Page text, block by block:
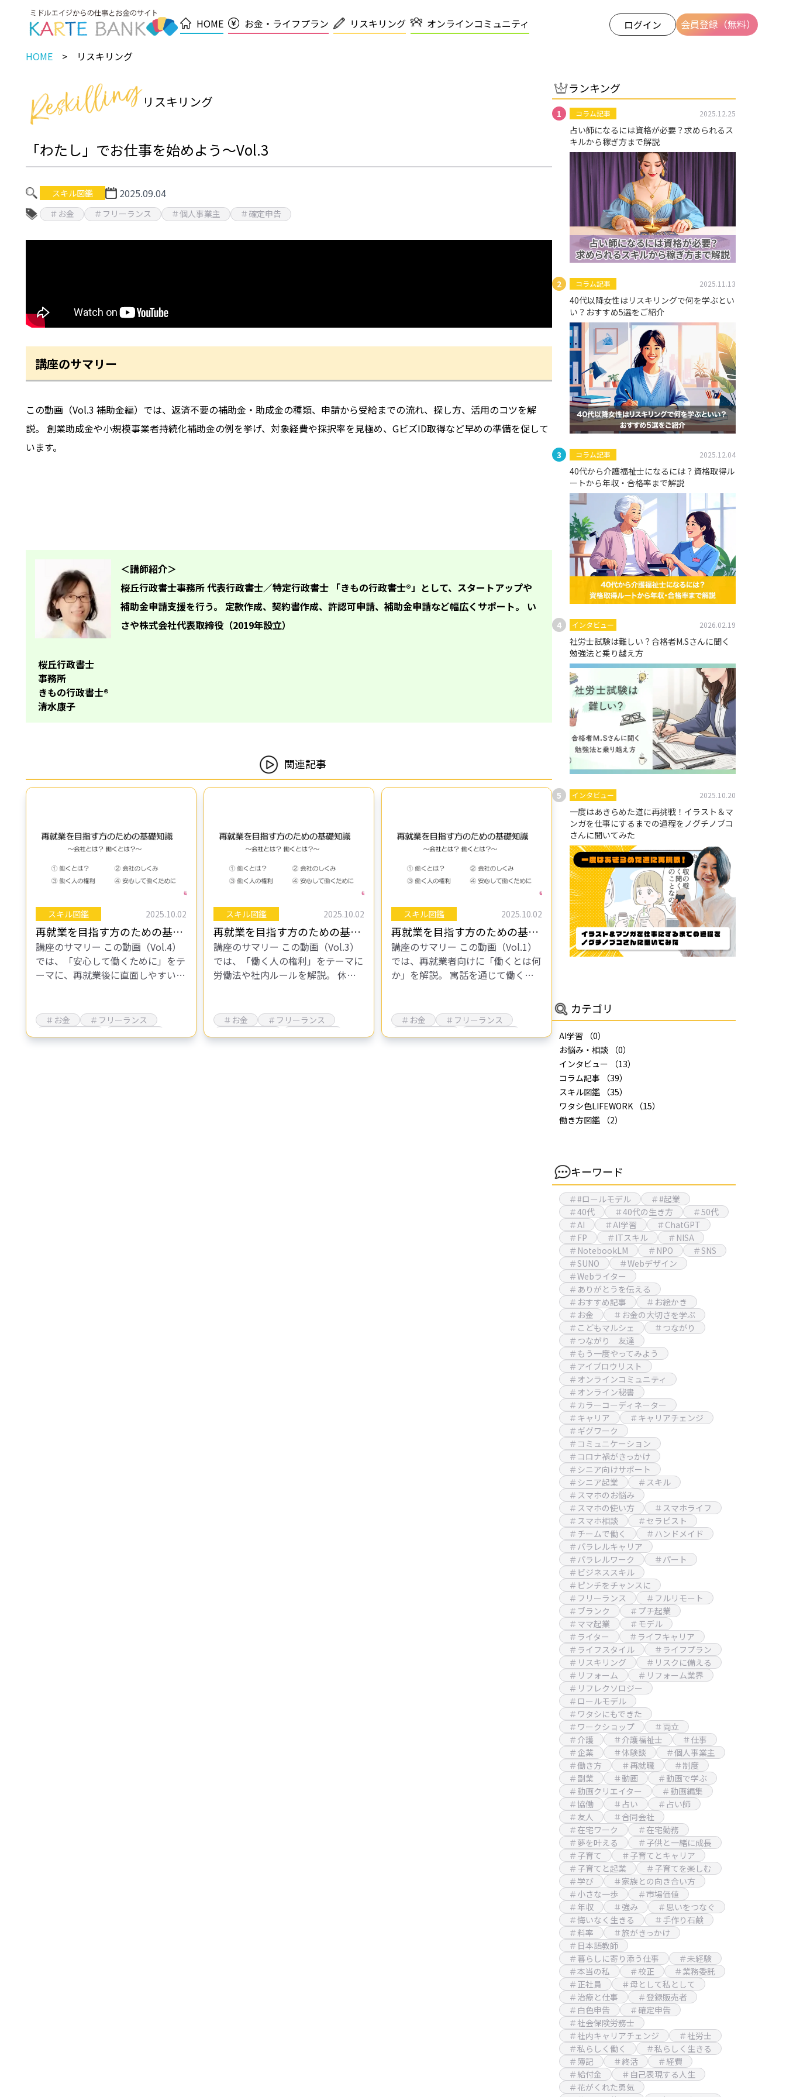
HOME お金・ライフプラン リスキリング オンラインコミュニティ ログイン 会員登録（無料）
HOME リスキリング
リスキリング
「わたし」でお仕事を始めよう～Vol.3
スキル図鑑 2025.09.04
＃お金 ＃フリーランス ＃個人事業主 ＃確定申告
講座のサマリー
この動画（Vol.3 補助金編）では、返済不要の補助金・助成金の種類、申請から受給までの流れ、探し方、活用のコツを解
説。 創業助成金や小規模事業者持続化補助金の例を挙げ、対象経費や採択率を見極め、GビズID取得など早めの準備を促して
います。
桜丘行政書士
事務所
きもの行政書士®
清水康子
＜講師紹介＞
桜丘行政書士事務所 代表行政書士／特定行政書士 「きもの行政書士®」として、スタートアップや
補助金申請支援を行う。 定款作成、契約書作成、許認可申請、補助金申請など幅広くサポート。 い
さや株式会社代表取締役（2019年設立）
関連記事
スキル図鑑 2025.10.02
再就業を目指す方のための基礎
知識 ～会社とは？働くとは？
～Vol.4
講座のサマリー この動画（Vol.4）
では、「安心して働くために」をテ
ーマに、再就業後に直面しやすい課
類、就業規則の確認と上司への相談
の重…
＃お金
＃フリーランス
スキル図鑑 2025.10.02
再就業を目指す方のための基礎
知識 ～会社とは？働くとは？
～Vol.3
講座のサマリー この動画（Vol.3）
では、「働く人の権利」をテーマに
労働法や社内ルールを解説。 休憩
上げ、契約内容や法律を理解し適切
に…
＃お金
＃フリーランス
スキル図鑑 2025.10.02
再就業を目指す方のための基礎
知識 ～会社とは？働くとは？
～～Vol.1
講座のサマリー この動画（Vol.1）
では、再就業者向けに「働くとは何
か」を解説。 寓話を通じて働く意
照合の重要性、仕事の社会的つなが
り…
＃お金
＃フリーランス
ランキング
コラム記事 2025.12.25
占い師になるには資格が必要？求められるス
キルから稼ぎ方まで解説
コラム記事 2025.11.13
40代以降女性はリスキリングで何を学ぶとい
い？おすすめ5選をご紹介
コラム記事 2025.12.04
40代から介護福祉士になるには？資格取得ル
ートから年収・合格率まで解説
インタビュー 2026.02.19
社労士試験は難しい？合格者M.Sさんに聞く
勉強法と乗り越え方
インタビュー 2025.10.20
一度はあきらめた道に再挑戦！イラスト＆マ
ンガを仕事にするまでの過程をノグチノブコ
さんに聞いてみた
カテゴリ
AI学習
（0）
お悩み・相談
（0）
インタビュー
（13）
コラム記事
（39）
スキル図鑑
（35）
ワタシ色LIFEWORK
（15）
働き方図鑑
（2）
キーワード
＃#ロールモデル
＃#起業
＃40代
＃40代の生き方
＃50代
＃AI
＃AI学習
＃ChatGPT
＃FP
＃ITスキル
＃NISA
＃NotebookLM
＃NPO
＃SNS
＃SUNO
＃Webデザイン
＃Webライター
＃ありがとうを伝える
＃おすすめ記事
＃お絵かき
＃お金
＃お金の大切さを学ぶ
＃こどもマルシェ
＃つながり
＃つながり 友達
＃もう一度やってみよう
＃アイブロウリスト
＃オンラインコミュニティ
＃オンライン秘書
＃カラーコーディネーター
＃キャリア
＃キャリアチェンジ
＃ギグワーク
＃コミュニケーション
＃コロナ禍がきっかけ
＃シニア向けサポート
＃シニア起業
＃スキル
＃スマホのお悩み
＃スマホの使い方
＃スマホライフ
＃スマホ相談
＃セラピスト
＃チームで働く
＃ハンドメイド
＃パラレルキャリア
＃パラレルワーク
＃パート
＃ビジネススキル
＃ピンチをチャンスに
＃フリーランス
＃フルリモート
＃ブランク
＃プチ起業
＃ママ起業
＃モデル
＃ライター
＃ライフキャリア
＃ライフスタイル
＃ライフプラン
＃リスキリング
＃リスクに備える
＃リフォーム
＃リフォーム業界
＃リフレクソロジー
＃ロールモデル
＃ワタシにもできた
＃ワークショップ
＃両立
＃介護
＃介護福祉士
＃仕事
＃企業
＃体験談
＃個人事業主
＃働き方
＃再就職
＃制度
＃副業
＃動画
＃動画で学ぶ
＃動画クリエイター
＃動画編集
＃協働
＃占い
＃占い師
＃友人
＃合同会社
＃在宅ワーク
＃在宅勤務
＃夢を叶える
＃子供と一緒に成長
＃子育て
＃子育てとキャリア
＃子育てと起業
＃子育てを楽しむ
＃学び
＃家族との向き合い方
＃小さな一歩
＃市場価値
＃年収
＃強み
＃思いをつなぐ
＃悔いなく生きる
＃手作り石鹸
＃料率
＃旅がきっかけ
＃日本語教師
＃暮らしに寄り添う仕事
＃未経験
＃本当の私
＃校正
＃業務委託
＃正社員
＃母として私として
＃治療と仕事
＃登録販売者
＃白色申告
＃確定申告
＃社会保険労務士
＃社内キャリアチェンジ
＃社労士
＃私らしく働く
＃私らしく生きる
＃簿記
＃終活
＃経費
＃給付金
＃自己表現する人生
＃花がくれた勇気